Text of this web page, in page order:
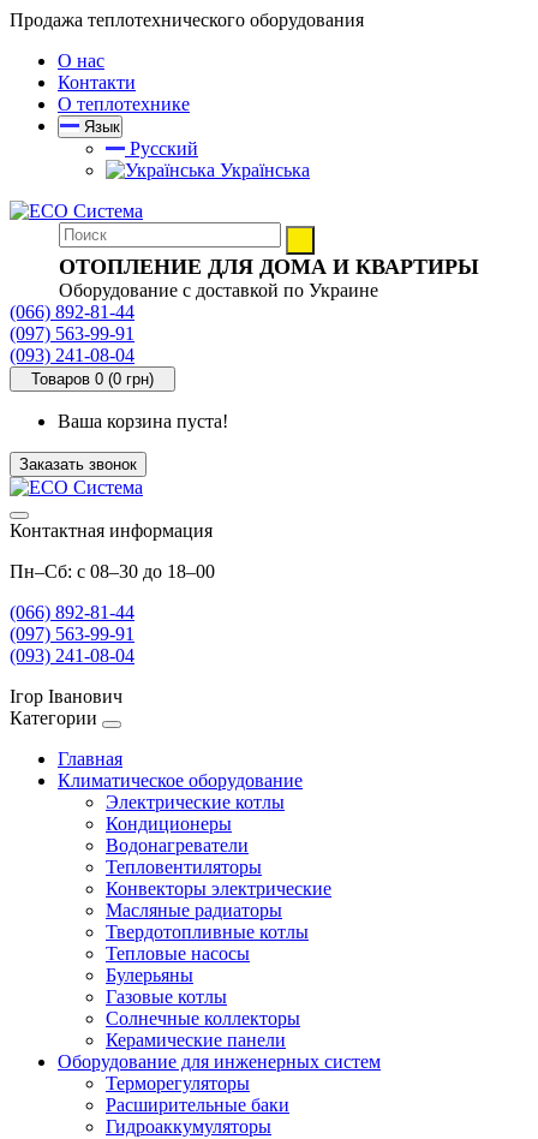
Продажа теплотехнического оборудования
О нас
Контакти
О теплотехнике
Язык
Русский
Українська
ОТОПЛЕНИЕ ДЛЯ ДОМА И КВАРТИРЫ
Оборудование с доставкой по Украине
(066) 892-81-44
(097) 563-99-91
(093) 241-08-04
Товаров 0 (0 грн)
Ваша корзина пуста!
Заказать звонок
Контактная информация
Пн–Сб: с 08–30 до 18–00
(066) 892-81-44
(097) 563-99-91
(093) 241-08-04
Ігор Іванович
Категории
Главная
Климатическое оборудование
Электрические котлы
Кондиционеры
Водонагреватели
Тепловентиляторы
Конвекторы электрические
Масляные радиаторы
Твердотопливные котлы
Тепловые насосы
Булерьяны
Газовые котлы
Солнечные коллекторы
Керамические панели
Оборудование для инженерных систем
Терморегуляторы
Расширительные баки
Гидроаккумуляторы